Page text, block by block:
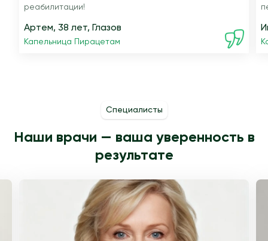
реабилитации!
Артем, 38 лет, Глазов
Капельница Пирацетам
Специалисты
Наши врачи — ваша уверенность в
результате